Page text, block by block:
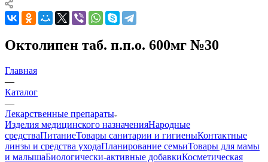
Октолипен таб. п.п.о. 600мг №30
Главная
—
Каталог
—
Лекарственные препараты
Изделия медицинского назначенияНародные
средстваПитаниеТовары санитарии и гигиеныКонтактные
линзы и средства уходаПланирование семьиТовары для мамы
и малышаБиологически-активные добавкиКосметическая